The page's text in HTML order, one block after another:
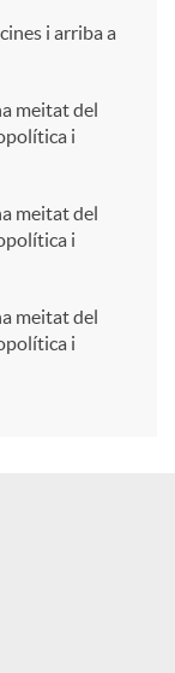
i arriba a
meitat del
i
meitat del
i
meitat del
i